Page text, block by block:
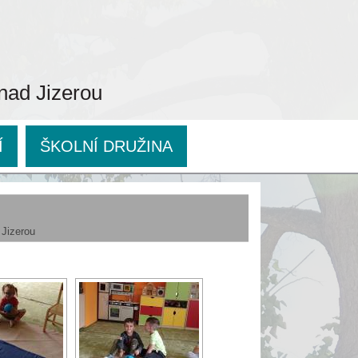
Jizerou
ŠKOLNÍ DRUŽINA